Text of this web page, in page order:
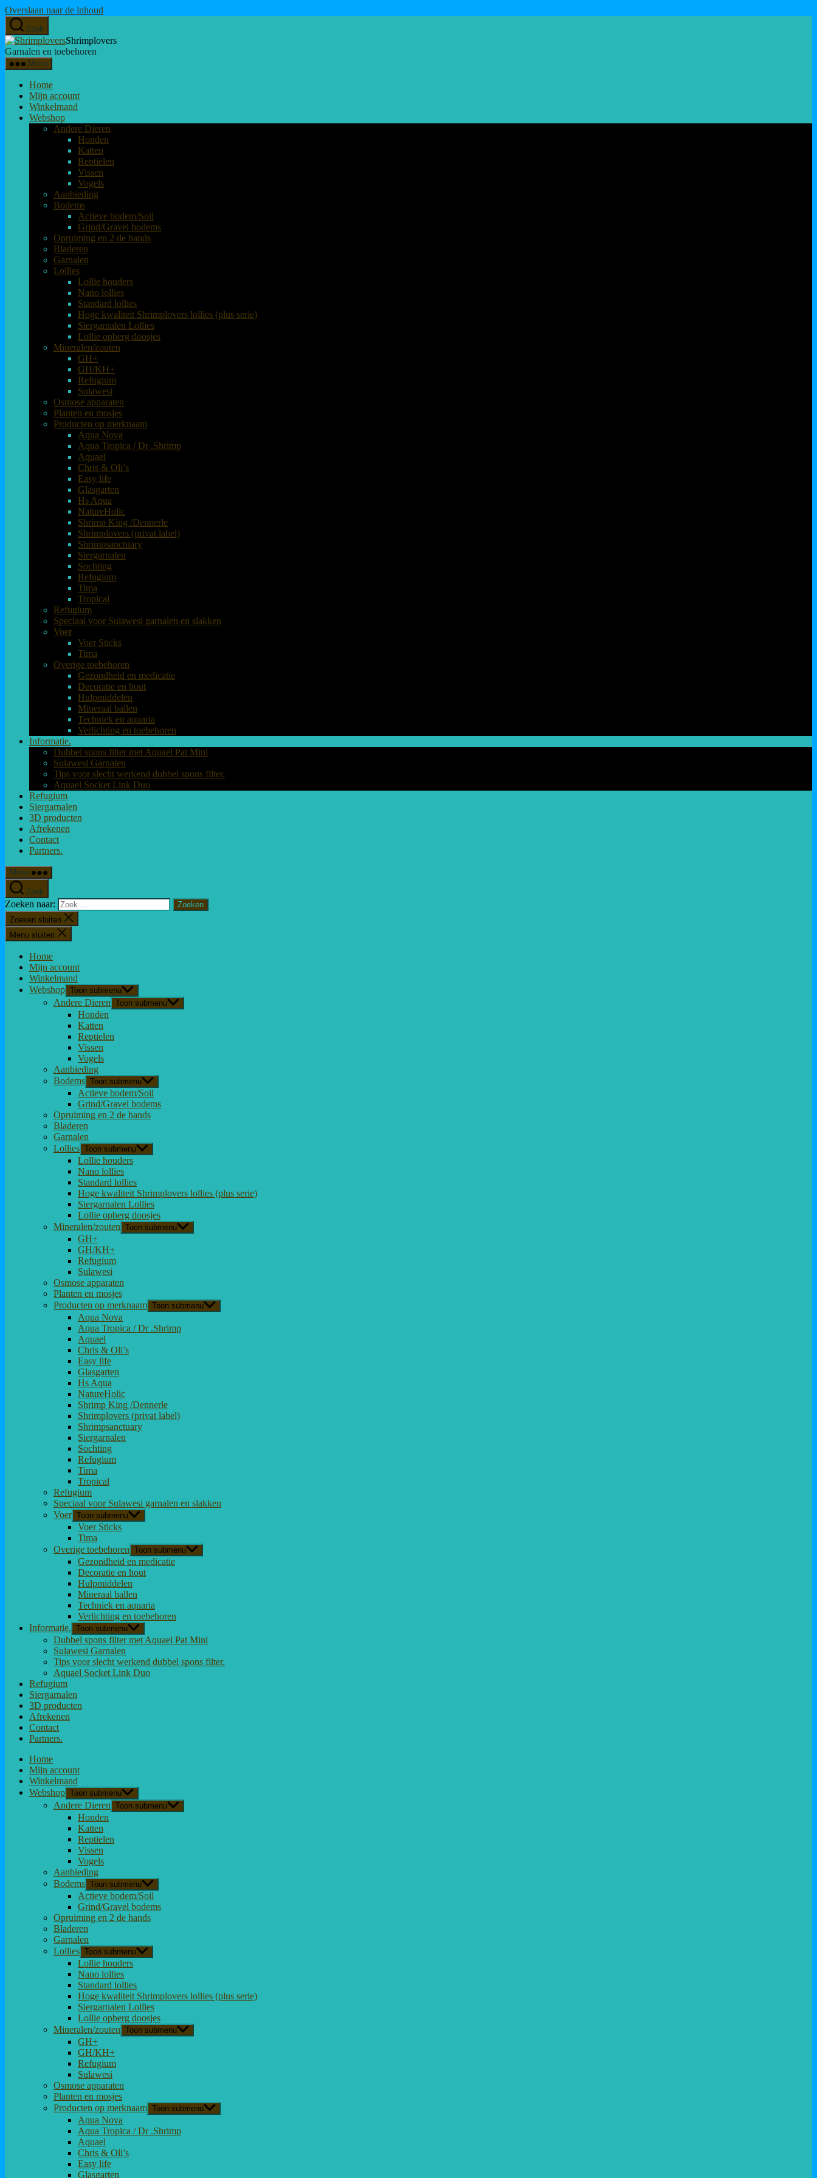
Overslaan naar de inhoud
Zoek
Shrimplovers
Garnalen en toebehoren
Menu
Home
Mijn account
Winkelmand
Webshop
Andere Dieren
Honden
Katten
Reptielen
Vissen
Vogels
Aanbieding
Bodems
Actieve bodem/Soil
Grind/Gravel bodems
Opruiming en 2 de hands
Bladeren
Garnalen
Lollies
Lollie houders
Nano lollies
Standard lollies
Hoge kwaliteit Shrimplovers lollies (plus serie)
Siergarnalen Lollies
Lollie opberg doosjes
Mineralen/zouten
GH+
GH/KH+
Refugium
Sulawesi
Osmose apparaten
Planten en mosjes
Producten op merknaam
Aqua Nova
Aqua Tropica / Dr .Shrimp
Aquael
Chris & Oli’s
Easy life
Glasgarten
Hs Aqua
NatureHolic
Shrimp King /Dennerle
Shrimplovers (privat label)
Shrimpsanctuary
Siergarnalen
Sochting
Refugium
Tima
Tropical
Refugium
Speciaal voor Sulawesi garnalen en slakken
Voer
Voer Sticks
Tima
Overige toebehoren
Gezondheid en medicatie
Decoratie en hout
Hulpmiddelen
Mineraal ballen
Techniek en aquaria
Verlichting en toebehoren
Informatie.
Dubbel spons filter met Aquael Pat Mini
Sulawesi Garnalen
Tips voor slecht werkend dubbel spons filter.
Aquael Socket Link Duo
Refugium
Siergarnalen
3D producten
Afrekenen
Contact
Partners.
Menu
Zoek
Zoeken naar:
Zoeken sluiten
Menu sluiten
Home
Mijn account
Winkelmand
Webshop Toon submenu
Andere Dieren Toon submenu
Honden
Katten
Reptielen
Vissen
Vogels
Aanbieding
Bodems Toon submenu
Actieve bodem/Soil
Grind/Gravel bodems
Opruiming en 2 de hands
Bladeren
Garnalen
Lollies Toon submenu
Lollie houders
Nano lollies
Standard lollies
Hoge kwaliteit Shrimplovers lollies (plus serie)
Siergarnalen Lollies
Lollie opberg doosjes
Mineralen/zouten Toon submenu
GH+
GH/KH+
Refugium
Sulawesi
Osmose apparaten
Planten en mosjes
Producten op merknaam Toon submenu
Aqua Nova
Aqua Tropica / Dr .Shrimp
Aquael
Chris & Oli’s
Easy life
Glasgarten
Hs Aqua
NatureHolic
Shrimp King /Dennerle
Shrimplovers (privat label)
Shrimpsanctuary
Siergarnalen
Sochting
Refugium
Tima
Tropical
Refugium
Speciaal voor Sulawesi garnalen en slakken
Voer Toon submenu
Voer Sticks
Tima
Overige toebehoren Toon submenu
Gezondheid en medicatie
Decoratie en hout
Hulpmiddelen
Mineraal ballen
Techniek en aquaria
Verlichting en toebehoren
Informatie. Toon submenu
Dubbel spons filter met Aquael Pat Mini
Sulawesi Garnalen
Tips voor slecht werkend dubbel spons filter.
Aquael Socket Link Duo
Refugium
Siergarnalen
3D producten
Afrekenen
Contact
Partners.
Home
Mijn account
Winkelmand
Webshop Toon submenu
Andere Dieren Toon submenu
Honden
Katten
Reptielen
Vissen
Vogels
Aanbieding
Bodems Toon submenu
Actieve bodem/Soil
Grind/Gravel bodems
Opruiming en 2 de hands
Bladeren
Garnalen
Lollies Toon submenu
Lollie houders
Nano lollies
Standard lollies
Hoge kwaliteit Shrimplovers lollies (plus serie)
Siergarnalen Lollies
Lollie opberg doosjes
Mineralen/zouten Toon submenu
GH+
GH/KH+
Refugium
Sulawesi
Osmose apparaten
Planten en mosjes
Producten op merknaam Toon submenu
Aqua Nova
Aqua Tropica / Dr .Shrimp
Aquael
Chris & Oli’s
Easy life
Glasgarten